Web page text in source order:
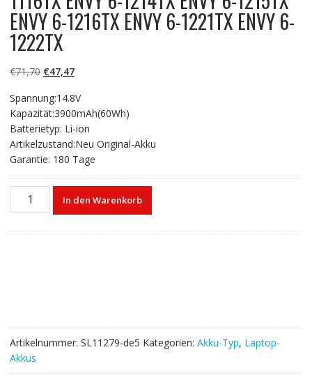
ENVY 6-1216TX ENVY 6-1221TX ENVY 6-
1222TX
€71,70 Ursprünglicher
war:
€71,70
€47,47Aktueller
ist:
€47,47.
Spannung:14.8V
Kapazität:3900mAh(60Wh)
Batterietyp: Li-ion
Artikelzustand:Neu Original-Akku
Garantie: 180 Tage
Laptop
1102TX
ENVY
6-
1103TX
In den Warenkorb
Artikelnummer: SL11279-de5 Kategorien: Akku-Typ, Laptop-
Akkus